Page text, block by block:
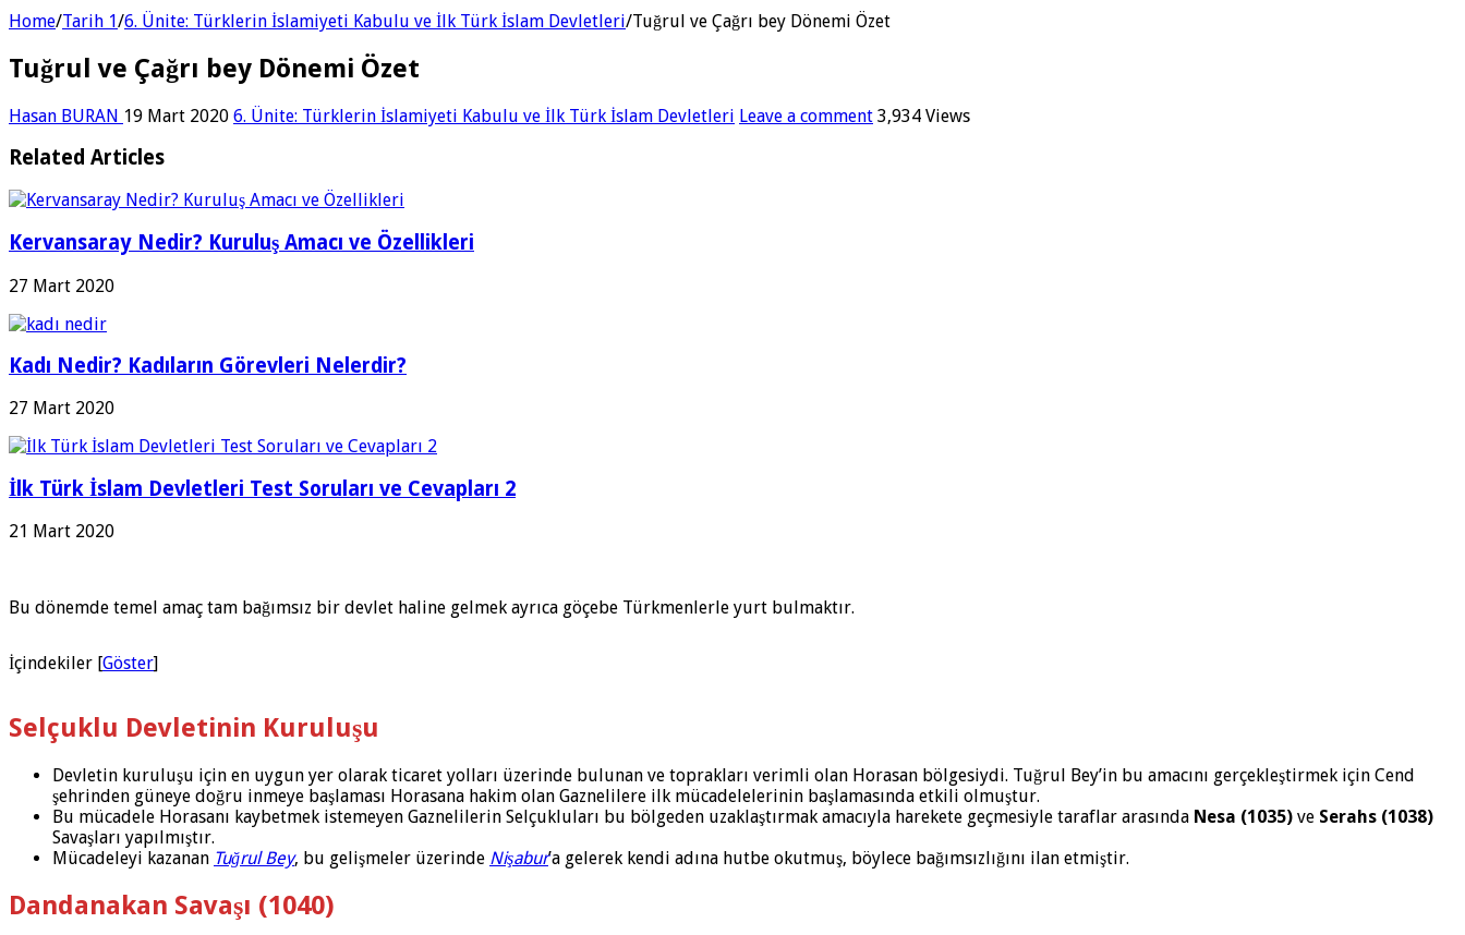
Home/Tarih 1/6. Ünite: Türklerin İslamiyeti Kabulu ve İlk Türk İslam Devletleri/Tuğrul ve Çağrı bey Dönemi Özet
Tuğrul ve Çağrı bey Dönemi Özet
Hasan BURAN 19 Mart 2020 6. Ünite: Türklerin İslamiyeti Kabulu ve İlk Türk İslam Devletleri Leave a comment 3,934 Views
Related Articles
Kervansaray Nedir? Kuruluş Amacı ve Özellikleri
27 Mart 2020
Kadı Nedir? Kadıların Görevleri Nelerdir?
27 Mart 2020
İlk Türk İslam Devletleri Test Soruları ve Cevapları 2
21 Mart 2020
Bu dönemde temel amaç tam bağımsız bir devlet haline gelmek ayrıca göçebe Türkmenlerle yurt bulmaktır.
İçindekiler [Göster]
Selçuklu Devletinin Kuruluşu
Devletin kuruluşu için en uygun yer olarak ticaret yolları üzerinde bulunan ve toprakları verimli olan Horasan bölgesiydi. Tuğrul Bey’in bu amacını gerçekleştirmek için Cend
şehrinden güneye doğru inmeye başlaması Horasana hakim olan Gaznelilere ilk mücadelelerinin başlamasında etkili olmuştur.
Bu mücadele Horasanı kaybetmek istemeyen Gaznelilerin Selçukluları bu bölgeden uzaklaştırmak amacıyla harekete geçmesiyle taraflar arasında Nesa (1035) ve Serahs (1038)
Savaşları yapılmıştır.
Mücadeleyi kazanan Tuğrul Bey, bu gelişmeler üzerinde Nişabur’a gelerek kendi adına hutbe okutmuş, böylece bağımsızlığını ilan etmiştir.
Dandanakan Savaşı (1040)